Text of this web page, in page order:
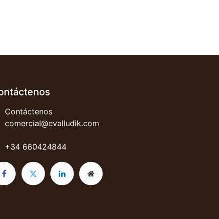
Contáctenos
comercial@evalludik.com
+34 660424844